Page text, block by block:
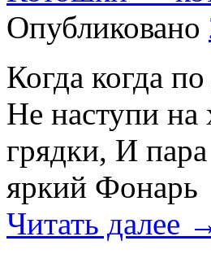
Опубликовано
Когда когда
Не наступи на
грядки, И
яркий
Читать далее